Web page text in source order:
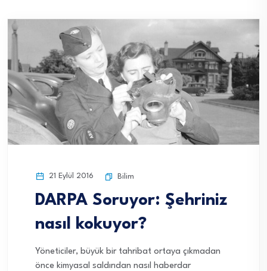
21 Eylül 2016 Bilim
DARPA Soruyor: Şehriniz
nasıl kokuyor?
Yöneticiler, büyük bir tahribat ortaya çıkmadan
önce kimyasal saldırıdan nasıl haberdar